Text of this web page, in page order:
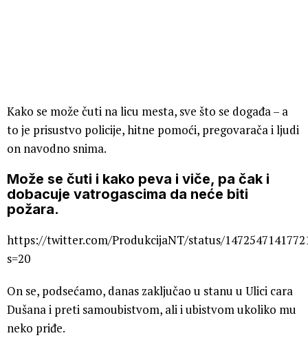
Kako se može čuti na licu mesta, sve što se događa – a
to je prisustvo policije, hitne pomoći, pregovarača i ljudi
on navodno snima.
Može se čuti i kako peva i viče, pa čak i
dobacuje vatrogascima da neće biti
požara.
https://twitter.com/ProdukcijaNT/status/
s=20
On se, podsećamo, danas zaključao u stanu u Ulici cara
Dušana i preti samoubistvom, ali i ubistvom ukoliko mu
neko priđe.